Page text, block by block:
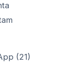
(21)